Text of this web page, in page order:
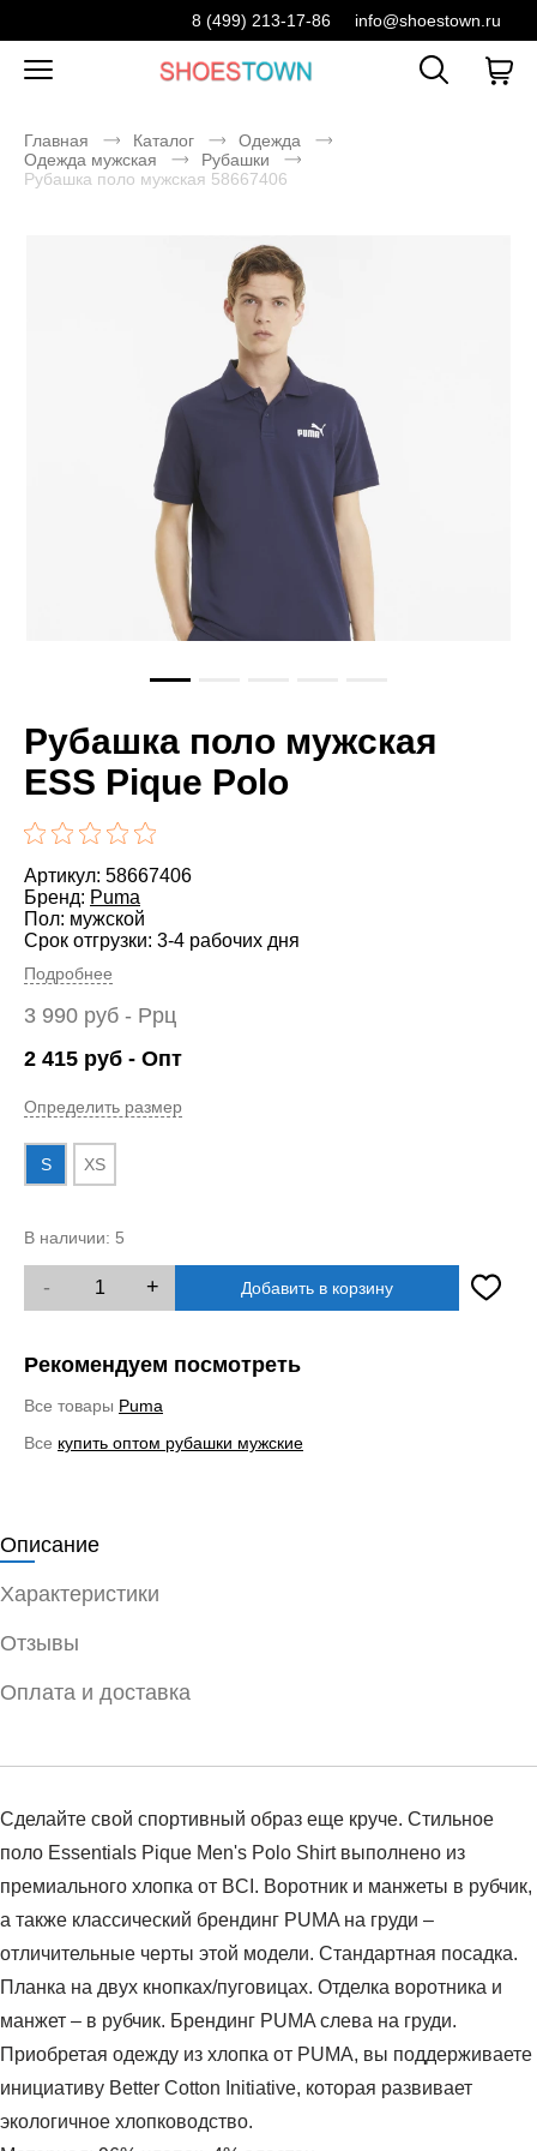
8 (499) 213-17-86 info@shoestown.ru
Главная Каталог
Одежда
Одежда мужская
Рубашки
Рубашка поло мужская 58667406
Рубашка поло мужская
ESS Pique Polo
Артикул: 58667406
Бренд: Puma
Пол: мужской
Срок отгрузки: 3-4 рабочих дня
Подробнее
3 990 руб - Ррц
2 415 руб - Опт
Определить размер
S XS
В наличии: 5
- + Добавить в корзину
Рекомендуем посмотреть
Все товары Puma
Все купить оптом рубашки мужские
Описание
Характеристики
Отзывы
Оплата и доставка
Сделайте свой спортивный образ еще круче. Стильное
поло Essentials Pique Men's Polo Shirt выполнено из
премиального хлопка от BCI. Воротник и манжеты в рубчик,
а также классический брендинг PUMA на груди –
отличительные черты этой модели. Стандартная посадка.
Планка на двух кнопках/пуговицах. Отделка воротника и
манжет – в рубчик. Брендинг PUMA слева на груди.
Приобретая одежду из хлопка от PUMA, вы поддерживаете
инициативу Better Cotton Initiative, которая развивает
экологичное хлопководство.